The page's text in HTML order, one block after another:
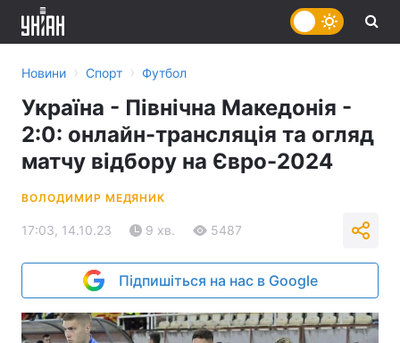
Новини › Спорт › Футбол
Україна - Північна Македонія -
2:0: онлайн-трансляція та огляд
матчу відбору на Євро-2024
ВОЛОДИМИР МЕДЯНИК
17:03, 14.10.23 9 хв. 5487
Підпишіться на нас в Google